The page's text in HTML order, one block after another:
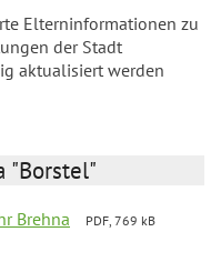
Elterninformationen zu
der Stadt
aktualisiert werden
"Borstel"
Brehna
PDF, 769 kB